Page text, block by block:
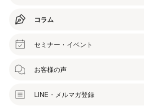
コラム
セミナー・イベント
お客様の声
LINE・メルマガ登録